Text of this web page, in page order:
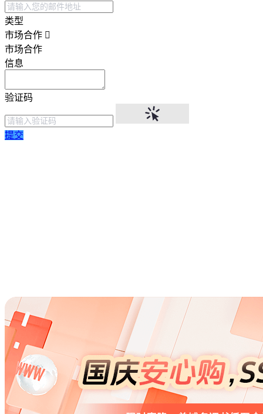
类型
市场合作
市场合作
信息
验证码
提交